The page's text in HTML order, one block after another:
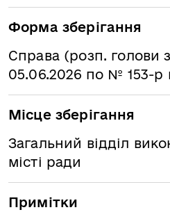
Форма зберігання
Справа (розп. голови
05.06.2026 по № 153-р
Місце зберігання
Загальний відділ
місті ради
Примітки